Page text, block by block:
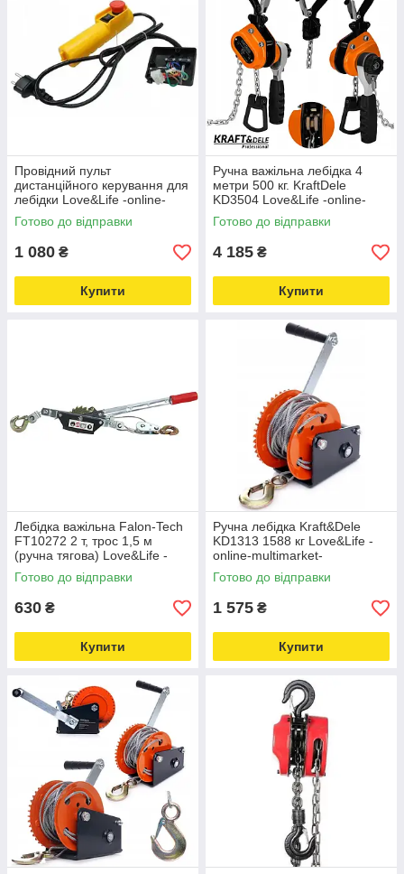
Провідний пульт
дистанційного керування для
лебідки Love&Life -online-
multimarket-
Готово до відправки
1 080 ₴
Купити
Ручна важільна лебідка 4
метри 500 кг. KraftDele
KD3504 Love&Life -online-
multimarket-
Готово до відправки
4 185 ₴
Купити
Лебідка важільна Falon-Tech
FT10272 2 т, трос 1,5 м
(ручна тягова) Love&Life -
online-multimarket-
Готово до відправки
630 ₴
Купити
Ручна лебідка Kraft&Dele
KD1313 1588 кг Love&Life -
online-multimarket-
Готово до відправки
1 575 ₴
Купити